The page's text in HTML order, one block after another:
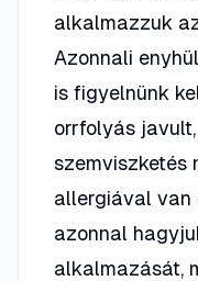
alkalmazzuk
Azonnali
is figyelnünk
orrfolyás
szemviszketés
allergiával van
azonnal
alkalmazását,